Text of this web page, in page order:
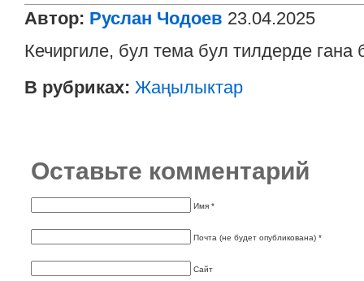
Автор: Руслан Чодоев 23.04.2025
Кечиргиле, бул тема бул тилдерде гана
В рубриках: Жаңылыктар
Оставьте комментарий
Имя *
Почта (не будет опубликована) *
Сайт